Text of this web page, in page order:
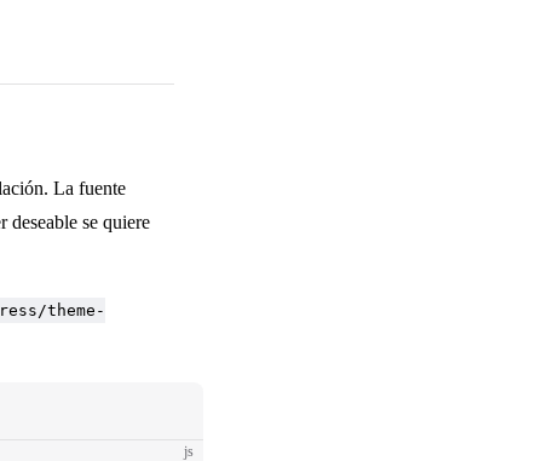
La fuente
deseable se quiere
theme-
js